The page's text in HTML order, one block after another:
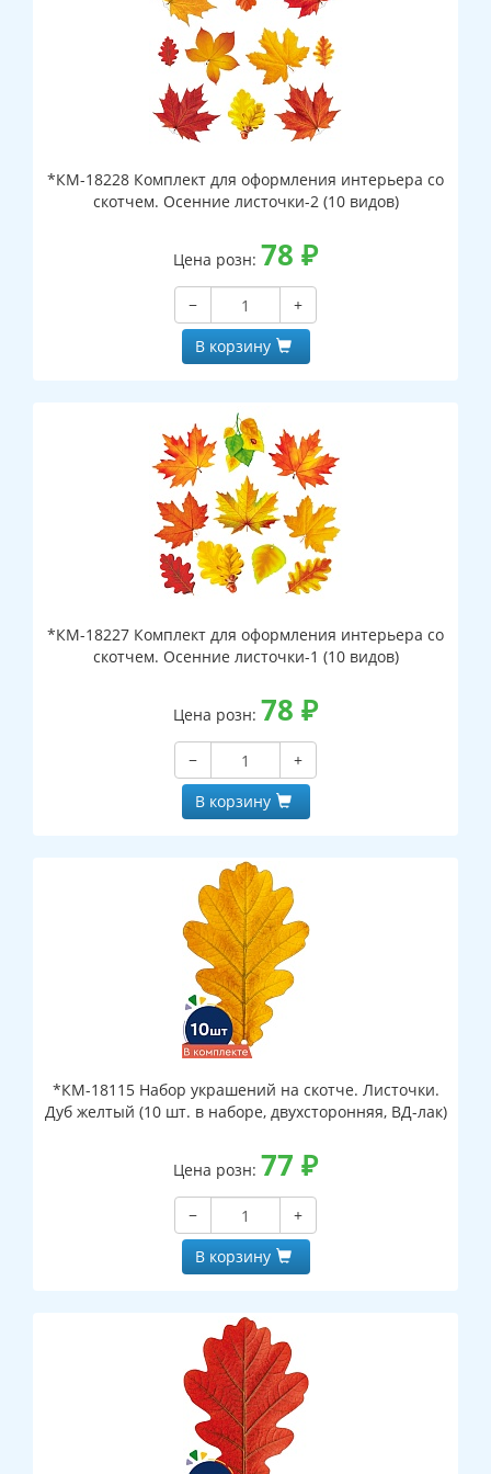
*КМ-18228 Комплект для оформления интерьера со
скотчем. Осенние листочки-2 (10 видов)
Цена розн: 78 ₽
−
+
В корзину
*КМ-18227 Комплект для оформления интерьера со
скотчем. Осенние листочки-1 (10 видов)
Цена розн: 78 ₽
−
+
В корзину
*КМ-18115 Набор украшений на скотче. Листочки.
Дуб желтый (10 шт. в наборе, двухсторонняя, ВД-лак)
Цена розн: 77 ₽
−
+
В корзину